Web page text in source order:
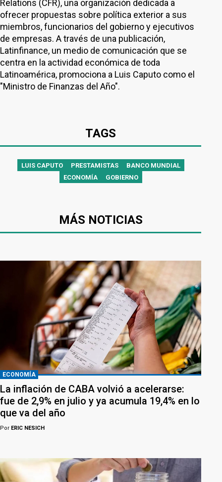
Relations (CFR), una organización dedicada a
ofrecer propuestas sobre política exterior a sus
miembros, funcionarios del gobierno y ejecutivos
de empresas. A través de una publicación,
Latinfinance, un medio de comunicación que se
centra en la actividad económica de toda
Latinoamérica, promociona a Luis Caputo como el
"Ministro de Finanzas del Año".
TAGS
LUIS CAPUTO PRESTAMISTAS
BANCO MUNDIAL
ECONOMÍA
GOBIERNO
MÁS NOTICIAS
ECONOMÍA
La inflación de CABA volvió a acelerarse:
fue de 2,9% en julio y ya acumula 19,4% en lo
que va del año
Por ERIC NESICH